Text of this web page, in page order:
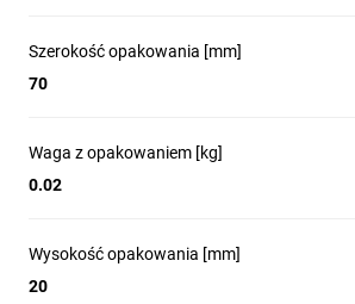
Szerokość opakowania [mm]
70
Waga z opakowaniem [kg]
0.02
Wysokość opakowania [mm]
20